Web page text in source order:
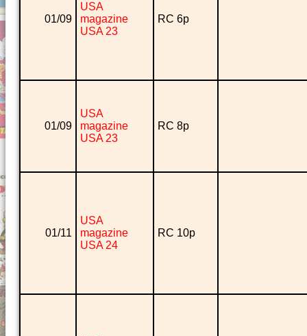
01/09
USA
magazine
USA 23
RC 6p
01/09
USA
magazine
USA 23
RC 8p
01/11
USA
magazine
USA 24
RC 10p